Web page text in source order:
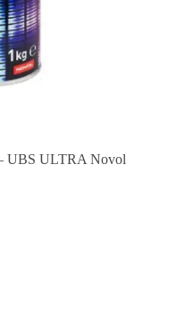
– UBS ULTRA Novol